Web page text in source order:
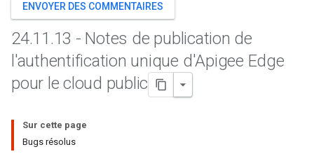
ENVOYER DES COMMENTAIRES
24.11 .13 - Notes de publication de
l'authentification unique d'Apigee Edge
pour le cloud public
Sur cette page
Bugs résolus